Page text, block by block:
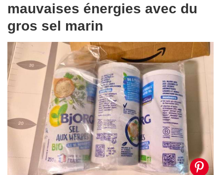
mauvaises énergies avec du
gros sel marin